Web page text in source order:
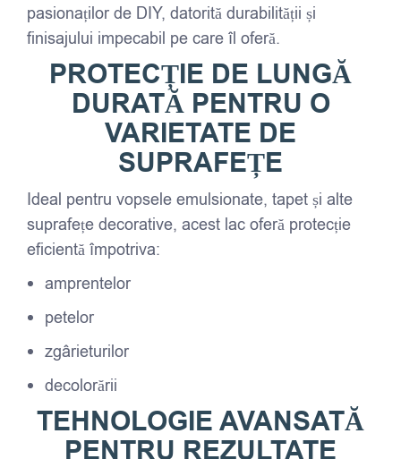
pasionaților de DIY, datorită durabilității și
finisajului impecabil pe care îl oferă.
PROTECȚIE DE LUNGĂ
DURATĂ PENTRU O
VARIETATE DE
SUPRAFEȚE
Ideal pentru vopsele emulsionate, tapet și alte
suprafețe decorative, acest lac oferă protecție
eficientă împotriva:
amprentelor
petelor
zgârieturilor
decolorării
TEHNOLOGIE AVANSATĂ
PENTRU REZULTATE